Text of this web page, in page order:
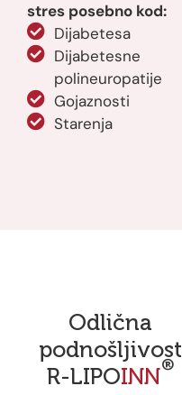
stres posebno kod:
Dijabetesa
Dijabetesne
polineuropatije
Gojaznosti
Starenja
Odlična
podnošljivost
R-LIPOINN®